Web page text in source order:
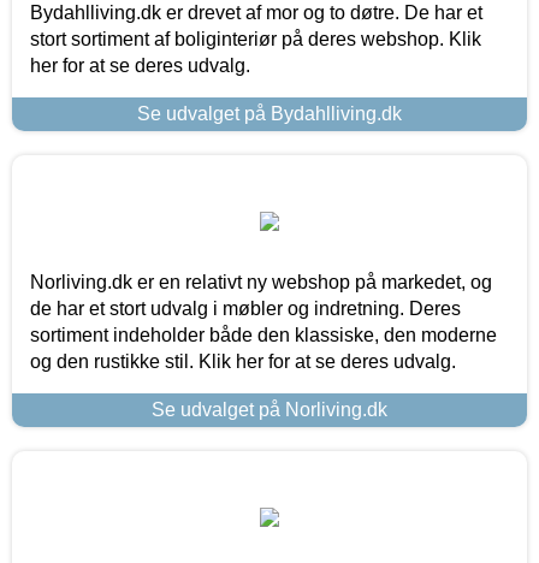
Bydahlliving.dk er drevet af mor og to døtre. De har et
stort sortiment af boliginteriør på deres webshop. Klik
her for at se deres udvalg.
Se udvalget på Bydahlliving.dk
Norliving.dk er en relativt ny webshop på markedet, og
de har et stort udvalg i møbler og indretning. Deres
sortiment indeholder både den klassiske, den moderne
og den rustikke stil. Klik her for at se deres udvalg.
Se udvalget på Norliving.dk